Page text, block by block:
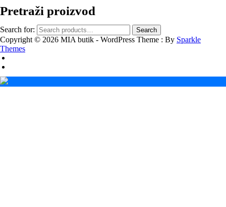
Pretraži proizvod
Search for: Search
Copyright © 2026 MIA butik - WordPress Theme : By Sparkle
Themes